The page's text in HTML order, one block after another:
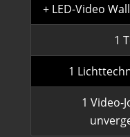
+ LED-Video
1
1
1 Video-